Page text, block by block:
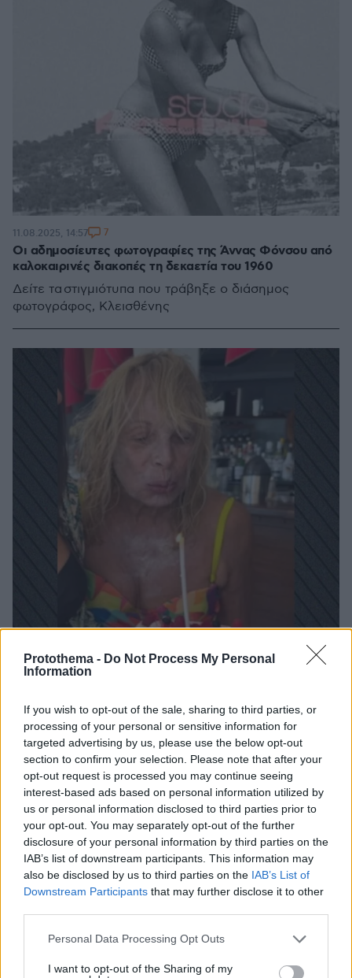
Protothema - Do Not Process My Personal
Information
If you wish to opt-out of the sale, sharing to third parties, or
processing of your personal or sensitive information for
targeted advertising by us, please use the below opt-out
section to confirm your selection. Please note that after your
opt-out request is processed you may continue seeing
interest-based ads based on personal information utilized by
us or personal information disclosed to third parties prior to
your opt-out. You may separately opt-out of the further
disclosure of your personal information by third parties on the
IAB’s list of downstream participants. This information may
also be disclosed by us to third parties on the IAB’s List of
Downstream Participants that may further disclose it to other
Please note that this website/app uses one or more Google
not limited to your visit or usage behaviour. You may click to
Personal Data Processing Opt Outs
I want to opt-out of the Sharing of my
Οι αδημοσίευτες φωτογραφίες της Άννας Φόνσου από
καλοκαιρινές διακοπές τη δεκαετία του 1960
Δείτε τα στιγμιότυπα που τράβηξε ο διάσημος
φωτογράφος, Κλεισθένης
11.08.2025, 14:57 7
Η Άννα Φόνσου έσβησε την τούρτα των γενεθλίων της
φορώντας μαγιό - Δείτε φωτογραφίες
Η ηθοποιός έκλεισε τα 86 της χρόνια